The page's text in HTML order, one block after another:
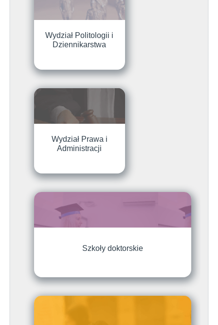
Wydział Politologii i
Dziennikarstwa
Wydział Prawa i
Administracji
Szkoły doktorskie